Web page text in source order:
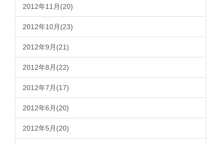
2012年11月(20)
2012年10月(23)
2012年9月(21)
2012年8月(22)
2012年7月(17)
2012年6月(20)
2012年5月(20)